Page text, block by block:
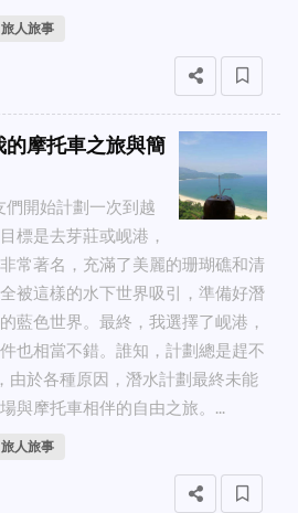
旅人旅事
摩托車之旅與簡
開始計劃一次到越
標是去芽莊或岘港，
常著名，充滿了美麗的珊瑚礁和清
被這樣的水下世界吸引，準備好潛
藍色世界。最終，我選擇了岘港，
也相當不錯。誰知，計劃總是趕不
由於各種原因，潛水計劃最終未能
與摩托車相伴的自由之旅。...
旅人旅事